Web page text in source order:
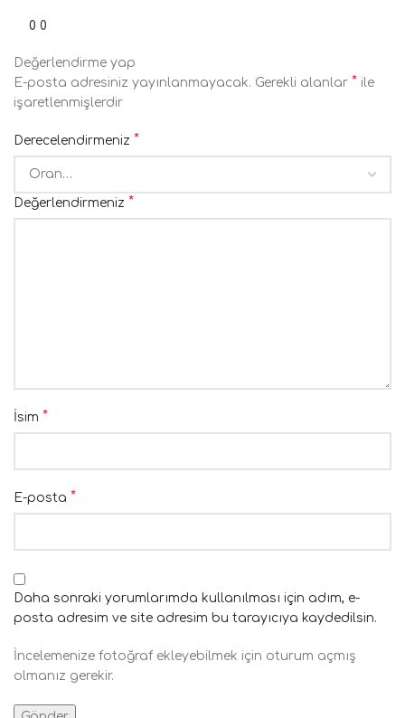
0 0
Değerlendirme yap
E-posta adresiniz yayınlanmayacak. Gerekli alanlar * ile
işaretlenmişlerdir
Derecelendirmeniz *
Değerlendirmeniz *
İsim *
E-posta *
Daha sonraki yorumlarımda kullanılması için adım, e-
posta adresim ve site adresim bu tarayıcıya kaydedilsin.
İncelemenize fotoğraf ekleyebilmek için oturum açmış
olmanız gerekir.